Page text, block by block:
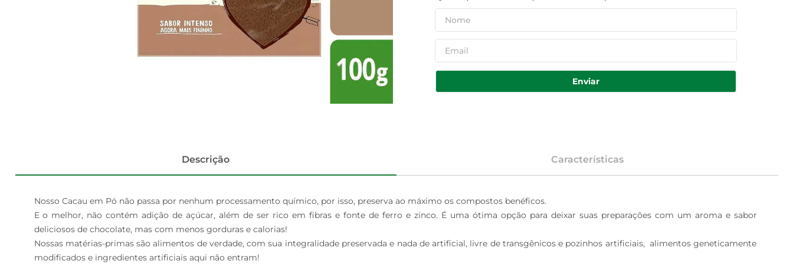
Enviar
Descrição Características
Nosso Cacau em Pó não passa por nenhum processamento químico, por isso, preserva ao máximo os compostos benéficos.
E o melhor, não contém adição de açúcar, além de ser rico em fibras e fonte de ferro e zinco. É uma ótima opção para deixar suas preparações com um aroma e sabor
deliciosos de chocolate, mas com menos gorduras e calorias!
Nossas matérias-primas são alimentos de verdade, com sua integralidade preservada e nada de artificial, livre de transgênicos e pozinhos artificiais,  alimentos geneticamente
modificados e ingredientes artificiais aqui não entram!